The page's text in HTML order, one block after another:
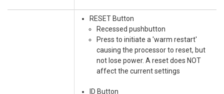
RESET Button
Recessed pushbutton
Press to initiate a 'warm restart'
causing the processor to reset, but
not lose power. A reset does NOT
affect the current settings
ID Button